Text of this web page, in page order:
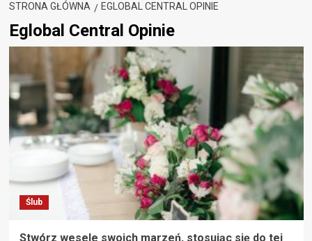
STRONA GŁÓWNA EGLOBAL CENTRAL OPINIE
Eglobal Central Opinie
Ślub
Stwórz wesele swoich marzeń, stosując się do tej